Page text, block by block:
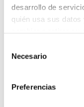
desarrollo de
quién usa sus
el Menú de
Recopilar
Necesario
Preferencias
Josep M.Poblet,